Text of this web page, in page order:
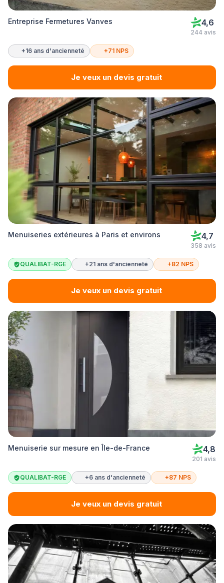
Entreprise Fermetures Vanves 4,6
244 avis
+16 ans d'ancienneté +71 NPS
Je veux un devis gratuit
Menuiseries extérieures à Paris et environs 4,7
358 avis
QUALIBAT-RGE +21 ans d'ancienneté +82 NPS
Je veux un devis gratuit
Menuiserie sur mesure en Île-de-France 4,8
201 avis
QUALIBAT-RGE +6 ans d'ancienneté +87 NPS
Je veux un devis gratuit